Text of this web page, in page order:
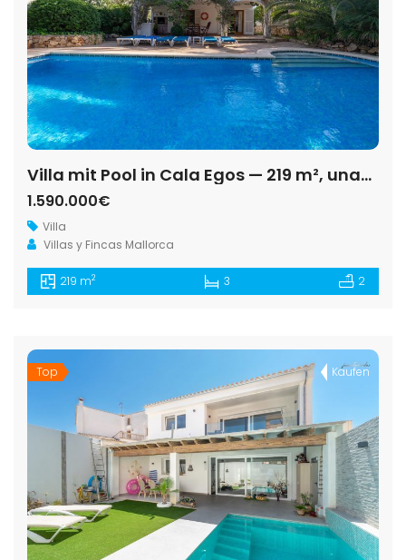
Villa mit Pool in Cala Egos — 219 m², unabhängiges Gästehaus, strandnah
1.590.000€
Villa
Villas y Fincas Mallorca
219 m2 3 2
Top Kaufen